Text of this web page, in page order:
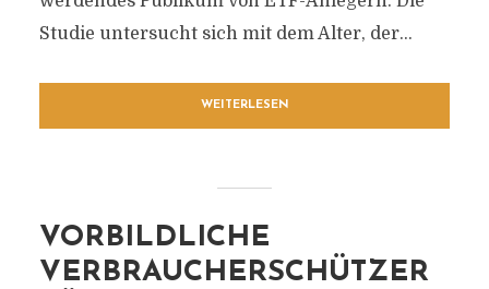
Studie untersucht sich mit dem Alter, der...
WEITERLESEN
VORBILDLICHE
VERBRAUCHERSCHÜTZER